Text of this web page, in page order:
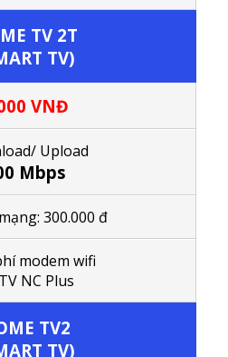
TV 2T
TV)
VNĐ
Upload
Mbps
300.000 đ
modem wifi
NC Plus
TV2
TV)